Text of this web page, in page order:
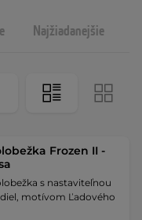
Najžiadanejšie
Frozen II -
s nastaviteľnou
motívom Ľadového